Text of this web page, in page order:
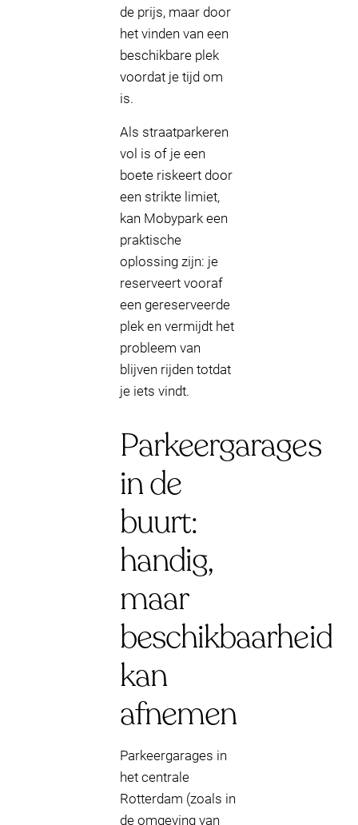
de prijs, maar door
het vinden van een
beschikbare plek
voordat je tijd om
is.
Als straatparkeren
vol is of je een
boete riskeert door
een strikte limiet,
kan Mobypark een
praktische
oplossing zijn: je
reserveert vooraf
een gereserveerde
plek en vermijdt het
probleem van
blijven rijden totdat
je iets vindt.
Parkeergarages
in de
buurt:
handig,
maar
beschikbaarheid
kan
afnemen
Parkeergarages in
het centrale
Rotterdam (zoals in
de omgeving van